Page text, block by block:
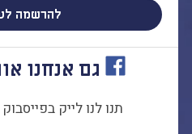
להרשמה
גם אנחנו
תנו לנו לייק